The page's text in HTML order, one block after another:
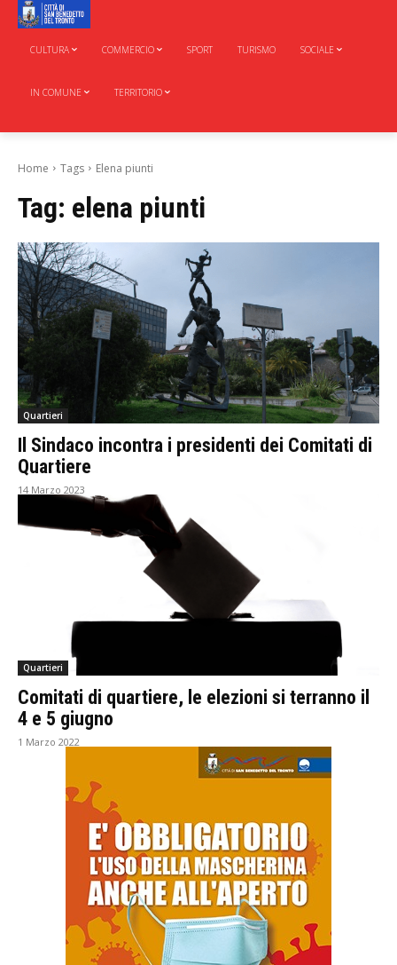
CULTURA COMMERCIO SPORT TURISMO SOCIALE
IN COMUNE TERRITORIO
Home Tags Elena piunti
Tag: elena piunti
Quartieri
Il Sindaco incontra i presidenti dei Comitati di
Quartiere
14 Marzo 2023
Quartieri
Comitati di quartiere, le elezioni si terranno il
4 e 5 giugno
1 Marzo 2022